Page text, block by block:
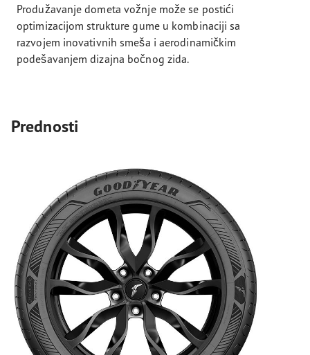
Produžavanje dometa vožnje može se postići
optimizacijom strukture gume u kombinaciji sa
razvojem inovativnih smeša i aerodinamičkim
podešavanjem dizajna bočnog zida.
Prednosti